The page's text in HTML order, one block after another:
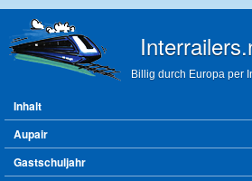
Billig durch Europa per
Hauptmenü
Inhalt
Aupair
Gastschuljahr